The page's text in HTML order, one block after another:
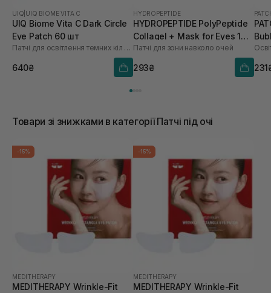
UIQ UIQ BIOME VITA C
UIQ Biome Vita C Dark Circle
Eye Patch 60 шт
Патчі для освітлення темних кіл під очима
640₴
HYDROPEPTIDE
HYDROPEPTIDE PolyPeptide
Collagel + Mask for Eyes 1
шт
Патчі для зони навколо очей
293₴
Товари зі знижками в категорії Патчі під очі
-15%
MEDITHERAPY
MEDITHERAPY Wrinkle-Fit
-15%
MEDITHERAPY
MEDITHERAPY Wrinkle-Fit